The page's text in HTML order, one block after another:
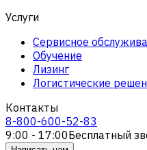
Услуги
Сервисное
Обучение
Лизинг
Логистические
Контакты
8-800-600-52-83
9:00 - 17:00Бесплатный